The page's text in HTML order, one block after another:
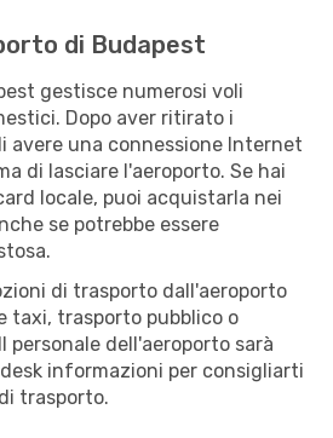
di Budapest
gestisce numerosi voli
Dopo aver ritirato i
avere una connessione Internet
di lasciare l'aeroporto. Se hai
locale, puoi acquistarla nei
se potrebbe essere
di trasporto dall'aeroporto
taxi, trasporto pubblico o
dell'aeroporto sarà
informazioni per consigliarti
trasporto.